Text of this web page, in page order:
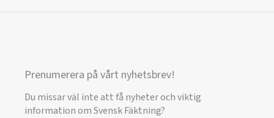
Prenumerera på vårt nyhetsbrev!
Du missar väl inte att få nyheter och viktig
information om Svensk Fäktning?